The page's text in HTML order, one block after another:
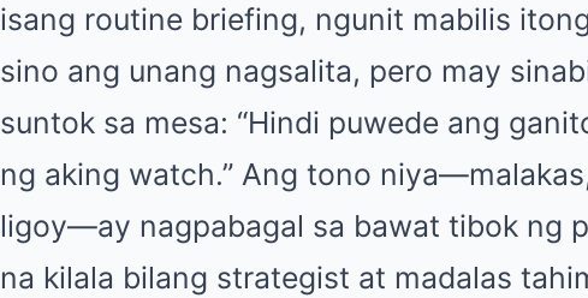
isang routine briefing, ngunit mabilis
sino ang unang nagsalita, pero may
suntok sa mesa: “Hindi puwede ang
ng aking watch.” Ang tono
ligoy—ay nagpabagal sa bawat tibok ng
na kilala bilang strategist at madalas